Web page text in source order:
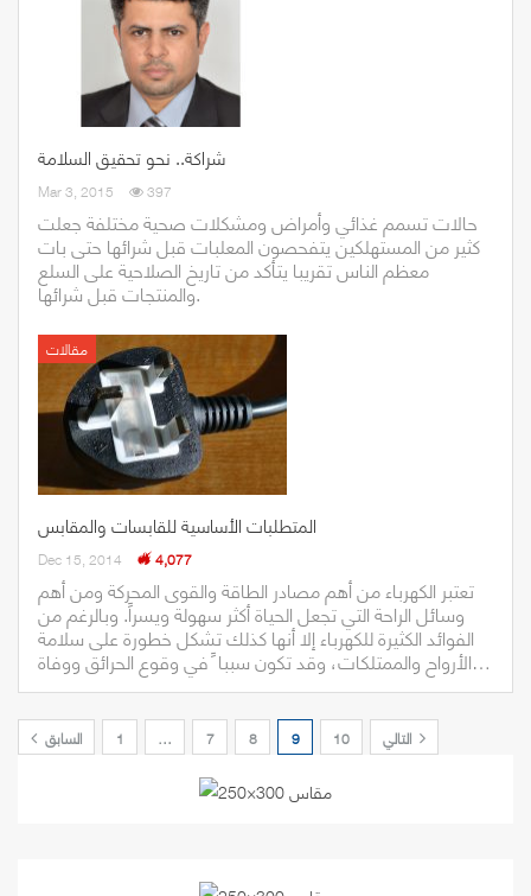
شراكة.. نحو تحقيق السلامة
Mar 3, 2015 397
حالات تسمم غذائي وأمراض ومشكلات صحية مختلفة جعلت
كثير من المستهلكين يتفحصون المعلبات قبل شرائها حتى بات
معظم الناس تقريبا يتأكد من تاريخ الصلاحية على السلع
والمنتجات قبل شرائها.
مقالات
المتطلبات الأساسية للقابسات والمقابس
Dec 15, 2014 4,077
تعتبر الكهرباء من أهم مصادر الطاقة والقوى المحركة ومن أهم
وسائل الراحة التي تجعل الحياة أكثر سهولة ويسراً. وبالرغم من
الفوائد الكثيرة للكهرباء إلا أنها كذلك تشكل خطورة على سلامة
الأرواح والممتلكات، وقد تكون سببا ً في وقوع الحرائق ووفاة…
السابق 1 … 7 8 9 10